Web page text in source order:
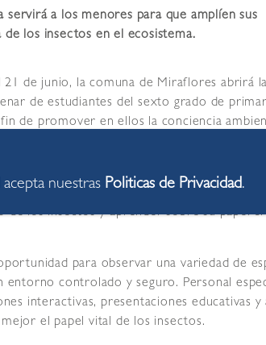
a los menores para que amplíen sus
los insectos en el ecosistema.
21 de junio, la comuna de Miraflores abrirá
de estudiantes del sexto grado de
de promover en ellos la conciencia
y Servicios Públicos, el municipio, a través
única para estos escolares. Durante la
de los insectos y aprender sobre su papel
para observar una variedad de
controlado y seguro. Personal
interactivas, presentaciones educativas y
el papel vital de los insectos.
nuestras Politicas de Privacidad.